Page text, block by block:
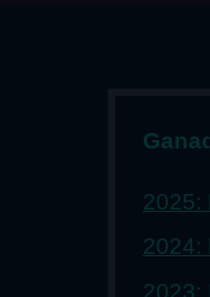
2025:
2024:
2023: